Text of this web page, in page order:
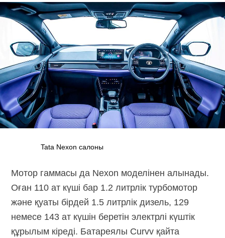
Tata Nexon салоны
Мотор гаммасы да Nexon моделінен алынады.
Оған 110 ат күші бар 1.2 литрлік турбомотор
және қуаты бірдей 1.5 литрлік дизель, 129
немесе 143 ат күшін беретін электрлі күштік
құрылым кіреді. Батареялы Curvv қайта